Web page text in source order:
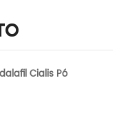
Cialis Pó